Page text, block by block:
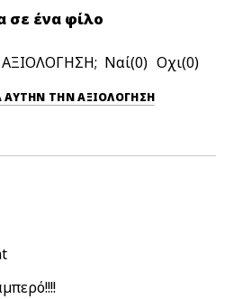
σε ένα φίλο
0 0
ΕΠΙΣΗΜΆΝΕΤΕ ΑΡΝΗΤΙΚΆ ΑΥΤΉΝ ΤΗΝ ΑΞΙΟΛΟΓΗΣΗ